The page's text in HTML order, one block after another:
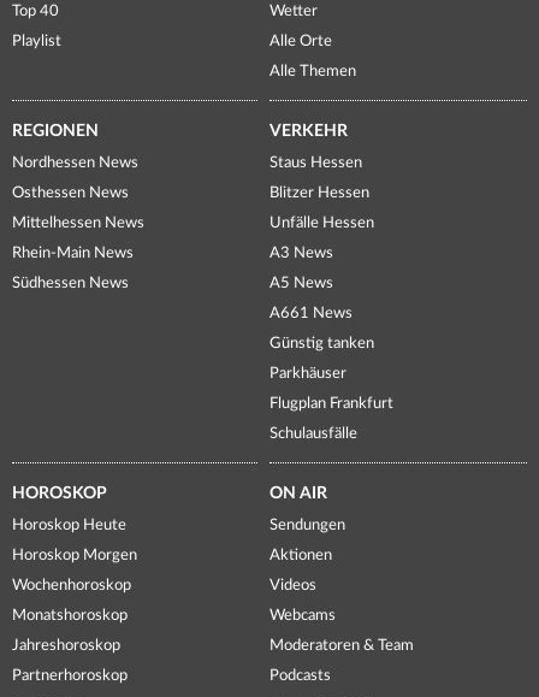
Top 40
Playlist
Wetter
Alle Orte
Alle Themen
REGIONEN
Nordhessen News
Osthessen News
Mittelhessen News
Rhein-Main News
Südhessen News
VERKEHR
Staus Hessen
Blitzer Hessen
Unfälle Hessen
A3 News
A5 News
A661 News
Günstig tanken
Parkhäuser
Flugplan Frankfurt
Schulausfälle
HOROSKOP
Horoskop Heute
Horoskop Morgen
Wochenhoroskop
Monatshoroskop
Jahreshoroskop
Partnerhoroskop
ON AIR
Sendungen
Aktionen
Videos
Webcams
Moderatoren & Team
Podcasts